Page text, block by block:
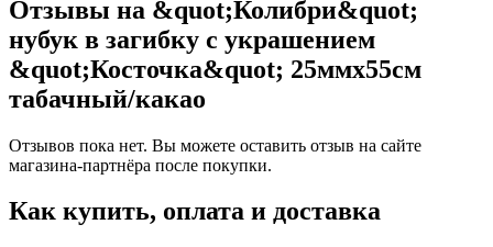
Отзывы на &quot;Колибри&quot;
нубук в загибку с украшением
&quot;Косточка&quot; 25ммх55см
табачный/какао
Отзывов пока нет. Вы можете оставить отзыв на сайте
магазина-партнёра после покупки.
Как купить, оплата и доставка